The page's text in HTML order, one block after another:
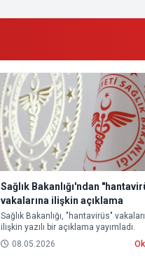
Sağlık Bakanlığı'ndan
vakalarına ilişkin açıklama
Sağlık Bakanlığı, "hantavirüs"
ilişkin yazılı bir açıklama yayımladı.
08.05.2026